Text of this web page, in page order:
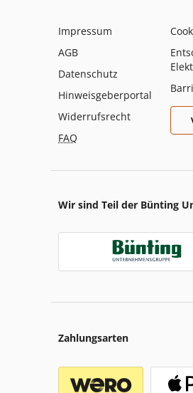
Impressum
AGB
Datenschutz
Hinweisgeberportal
Widerrufsrecht
FAQ
Wir sind Teil der Bünting
Zahlungsarten